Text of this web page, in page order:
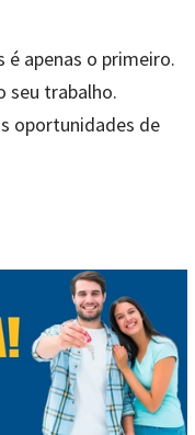
é apenas o primeiro.
seu trabalho.
oportunidades de